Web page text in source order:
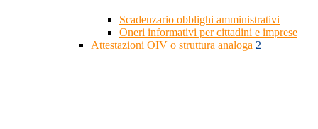
Scadenzario obblighi amministrativi
Oneri informativi per cittadini e imprese
Attestazioni OIV o struttura analoga 2